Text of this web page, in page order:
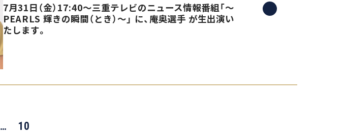
7月31日（金）17:40〜三重テレビのニュース情報番組「〜
PEARLS 輝きの瞬間（とき）〜」 に、庵奥選手 が生出演い
たします。
… 10